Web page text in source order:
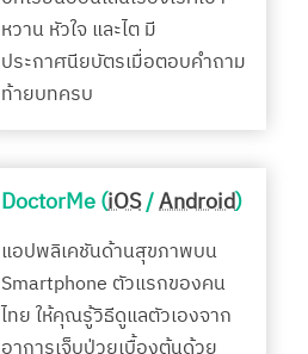
หวาน หัวใจ และไต มี
ประกาศนียบัตรเมื่อตอบคำถาม
ท้ายบทครบ
DoctorMe (iOS/Android)
แอปพลิเคชันด้านสุขภาพบน
Smartphone ตัวแรกของคน
ไทย ให้คุณรู้วิธีดูแลตัวเองจาก